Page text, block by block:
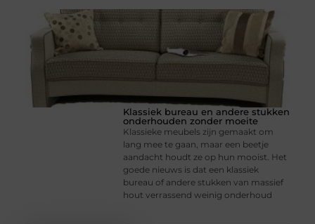
Klassiek bureau en andere stukken
onderhouden zonder moeite
Klassieke meubels zijn gemaakt om
lang mee te gaan, maar een beetje
aandacht houdt ze op hun mooist. Het
goede nieuws is dat een klassiek
bureau of andere stukken van massief
hout verrassend weinig onderhoud